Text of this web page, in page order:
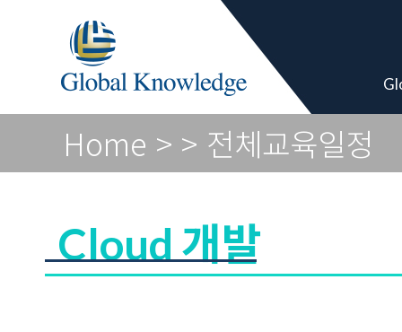
Academy
Home > > 전체교육일정
Cloud 개발